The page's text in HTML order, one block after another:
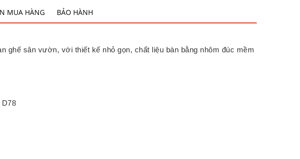
MUA HÀNG BẢO HÀNH
ghế sân vườn, với thiết kế nhỏ gọn, chất liệu bàn bằng nhôm đúc mềm
D78